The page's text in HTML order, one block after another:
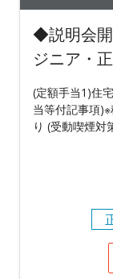
◆説明会
ジニア・正
(定額手当1)住
当等付記事項
り (受動喫煙対